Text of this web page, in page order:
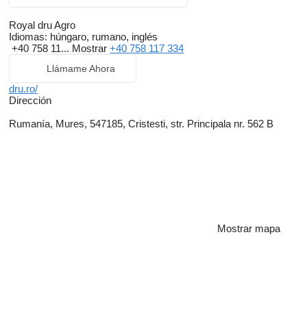
Royal dru Agro
Idiomas: húngaro, rumano, inglés
+40 758 11... Mostrar +40 758 117 334
Llámame Ahora
dru.ro/
Dirección
Rumanía, Mures, 547185, Cristesti, str. Principala nr. 562 B
Mostrar mapa